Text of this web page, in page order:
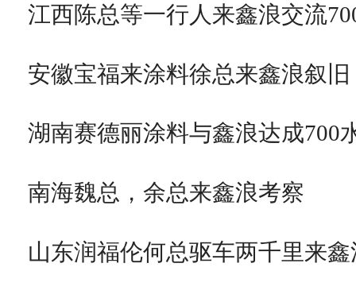
江西陈总等一行人来鑫浪交流
安徽宝福来涂料徐总来鑫浪叙
湖南赛德丽涂料与鑫浪达成700
南海魏总，余总来鑫浪考察
山东润福伦何总驱车两千里来